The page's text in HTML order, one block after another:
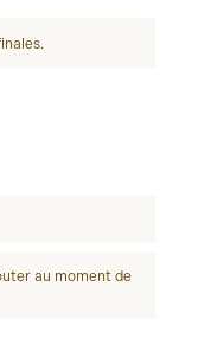
au moment de